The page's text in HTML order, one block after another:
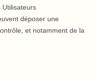
Utilisateurs
déposer une
et notamment de la